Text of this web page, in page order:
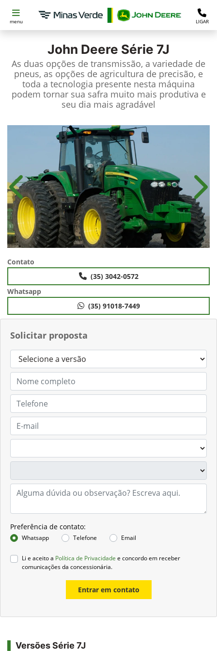
menu LIGAR
John Deere Série 7J
As duas opções de transmissão, a variedade de
pneus, as opções de agricultura de precisão, e
toda a tecnologia presente nesta máquina
podem tornar sua safra muito mais produtiva e
seu dia mais agradável
Solicitar proposta
Preferência de contato:
Whatsapp Telefone Email
Li e aceito a Política de Privacidade e concordo em receber
comunicações da concessionária.
Entrar em contato
Anterior
Contato
(35) 3042-0572
Whatsapp
(35) 91018-7449
Versões Série 7J